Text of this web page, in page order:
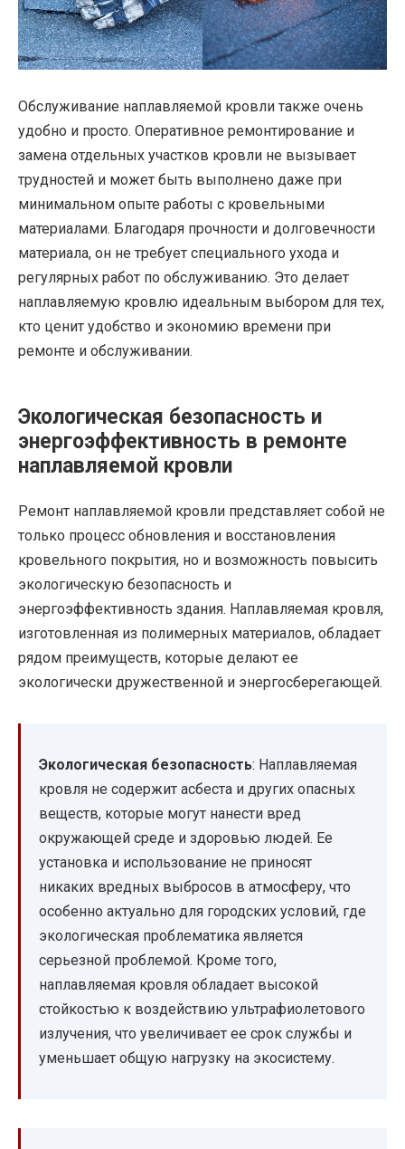
Обслуживание наплавляемой кровли также очень
удобно и просто. Оперативное ремонтирование и
замена отдельных участков кровли не вызывает
трудностей и может быть выполнено даже при
минимальном опыте работы с кровельными
материалами. Благодаря прочности и долговечности
материала, он не требует специального ухода и
регулярных работ по обслуживанию. Это делает
наплавляемую кровлю идеальным выбором для тех,
кто ценит удобство и экономию времени при
ремонте и обслуживании.
Экологическая безопасность и
энергоэффективность в ремонте
наплавляемой кровли
Ремонт наплавляемой кровли представляет собой не
только процесс обновления и восстановления
кровельного покрытия, но и возможность повысить
экологическую безопасность и
энергоэффективность здания. Наплавляемая кровля,
изготовленная из полимерных материалов, обладает
рядом преимуществ, которые делают ее
экологически дружественной и энергосберегающей.
Экологическая безопасность: Наплавляемая
кровля не содержит асбеста и других опасных
веществ, которые могут нанести вред
окружающей среде и здоровью людей. Ее
установка и использование не приносят
никаких вредных выбросов в атмосферу, что
особенно актуально для городских условий, где
экологическая проблематика является
серьезной проблемой. Кроме того,
наплавляемая кровля обладает высокой
стойкостью к воздействию ультрафиолетового
излучения, что увеличивает ее срок службы и
уменьшает общую нагрузку на экосистему.